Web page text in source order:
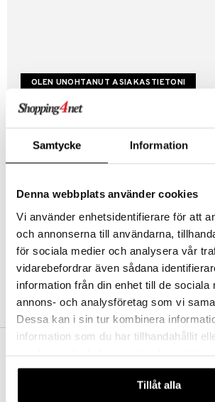
Samtycke Information
Denna webbplats använder cookies
Vi använder enhetsidentifierare för att
och annonserna till användarna,
för sociala medier och analysera vår
vidarebefordrar även sådana
information från din enhet till de sociala
annons- och analysföretag som vi
Dessa kan i sin tur kombinera
information som du har tillhandahållit
våra cookies vid fortsatt användande
Tillåt alla
Luo uusi asiakas
Hyviä tarjouksia
Kestotilaus
Arvostele tuotteita
Toivelistat
LUO ASIAKAS
Aina maksuton vaihtoehto, huolimatta siitä
tuotteen tai koko tilauksellesi joka